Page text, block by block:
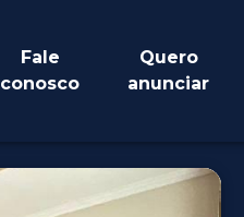
Fale
conosco
Quero
anunciar